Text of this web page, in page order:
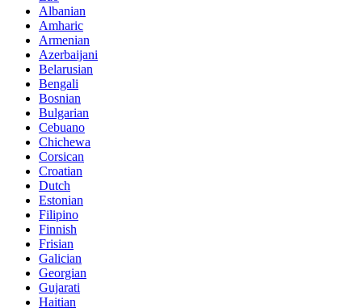
Albanian
Amharic
Armenian
Azerbaijani
Belarusian
Bengali
Bosnian
Bulgarian
Cebuano
Chichewa
Corsican
Croatian
Dutch
Estonian
Filipino
Finnish
Frisian
Galician
Georgian
Gujarati
Haitian